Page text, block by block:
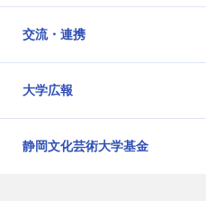
交流・連携
大学広報
静岡文化芸術大学基金